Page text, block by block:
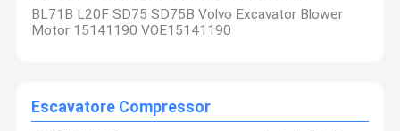
BL71B L20F SD75 SD75B Volvo Excavator Blower
Motor 15141190 VOE15141190
Escavatore Compressor